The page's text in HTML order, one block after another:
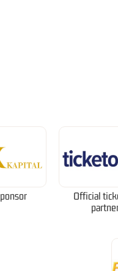
Official